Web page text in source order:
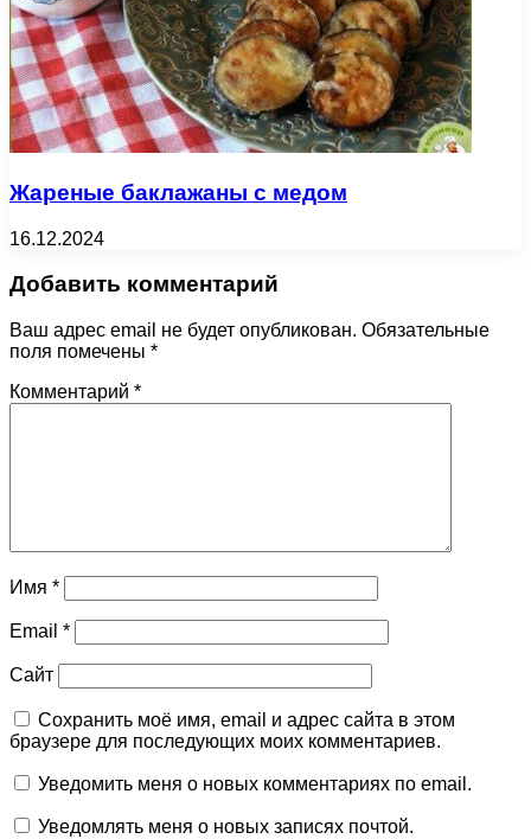
Жареные баклажаны с медом
16.12.2024
Добавить комментарий
Ваш адрес email не будет опубликован. Обязательные
поля помечены *
Комментарий *
Имя *
Email *
Сайт
Сохранить моё имя, email и адрес сайта в этом
браузере для последующих моих комментариев.
Уведомить меня о новых комментариях по email.
Уведомлять меня о новых записях почтой.